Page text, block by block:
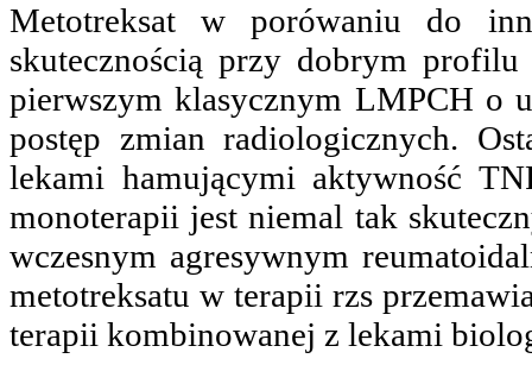
Metotreksat w porówaniu do
skutecznością przy dobrym profilu
pierwszym klasycznym LMPCH o
postęp zmian radiologicznych.
lekami hamującymi aktywność
monoterapii jest niemal tak
wczesnym agresywnym
metotreksatu w terapii rzs
terapii kombinowanej z lekami